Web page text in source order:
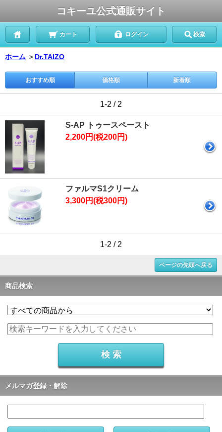
コキーユ公式通販サイト
カート ログイン 検索
ホーム ＞ Dr.TAIZO
おすすめ順 価格順 新着順
1-2 / 2
S-AP トゥースペースト
2,200円(税200円)
ファルマS1クリーム
3,300円(税300円)
1-2 / 2
ページの先頭へ戻る
商品検索
メルマガ登録・解除